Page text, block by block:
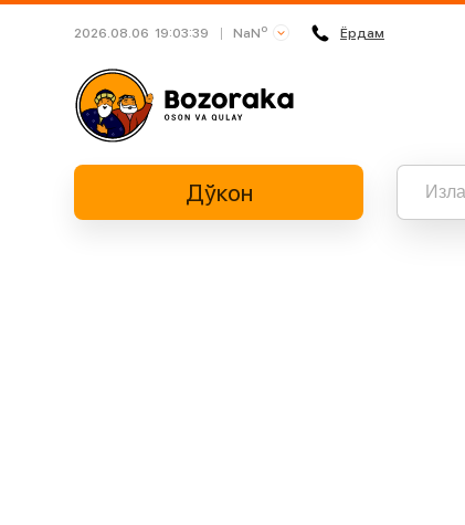
2026.08.06 19:03:39 NaNo
Busan
Daegu
Gwangju
Ёрдам
Дўкон